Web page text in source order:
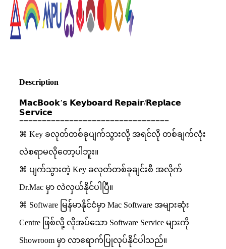
Description
𝗠𝗮𝗰𝗕𝗼𝗼𝗸’𝘀 𝗞𝗲𝘆𝗯𝗼𝗮𝗿𝗱 𝗥𝗲𝗽𝗮𝗶𝗿/𝗥𝗲𝗽𝗹𝗮𝗰𝗲
𝗦𝗲𝗿𝘃𝗶𝗰𝗲
=================================
⌘ Key ခလုတ်တစ်ခုပျက်သွားလို့ အရင်လို တစ်ချက်လုံး
လဲစရာမလိုတော့ပါဘူး။
⌘ ပျက်သွားတဲ့ Key ခလုတ်တစ်ခုချင်းစီ အလိုက်
Dr.Mac မှာ လဲလှယ်နိုင်ပါပြီ။
⌘ Software မြန်မာနိုင်ငံမှာ Mac Software အများဆုံး
Centre ဖြစ်လို့ လိုအပ်သော Software Service များကို
Showroom မှာ လာရောက်ပြုလုပ်နိုင်ပါသည်။